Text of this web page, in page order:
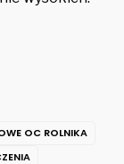
OC ROLNIKA